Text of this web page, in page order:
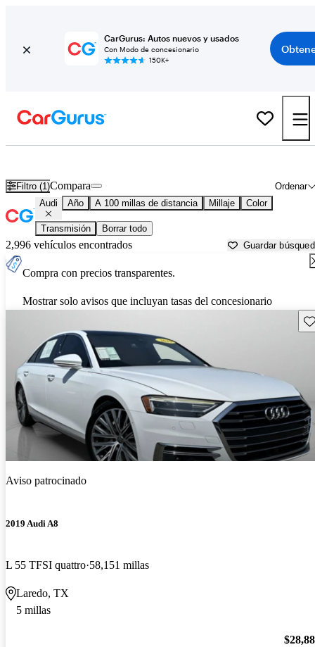
CarGurus: Autos nuevos y usados
Con Modo de concesionario
150K+
Filtro (1) Ordenar
Compara
Audi Año A 100 millas de distancia Millaje Color
Transmisión Borrar todo
2,996 vehículos encontrados Guardar
Compra con precios transparentes.
Mostrar solo avisos que incluyan tasas del concesionario
Aviso patrocinado
2019 Audi A8
L 55 TFSI quattro 58,151 millas
Laredo, TX
5 millas